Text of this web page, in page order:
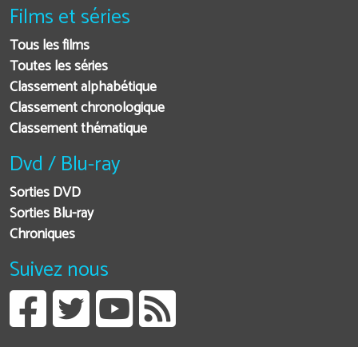
Films et séries
Tous les films
Toutes les séries
Classement alphabétique
Classement chronologique
Classement thématique
Dvd / Blu-ray
Sorties DVD
Sorties Blu-ray
Chroniques
Suivez nous